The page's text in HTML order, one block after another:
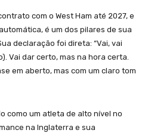
com o West Ham até 2027, e
é um dos pilares de sua
declaração foi direta: “Vai, vai
Vai dar certo, mas na hora certa.
em aberto, mas com um claro tom
como um atleta de alto nível no
na Inglaterra e sua